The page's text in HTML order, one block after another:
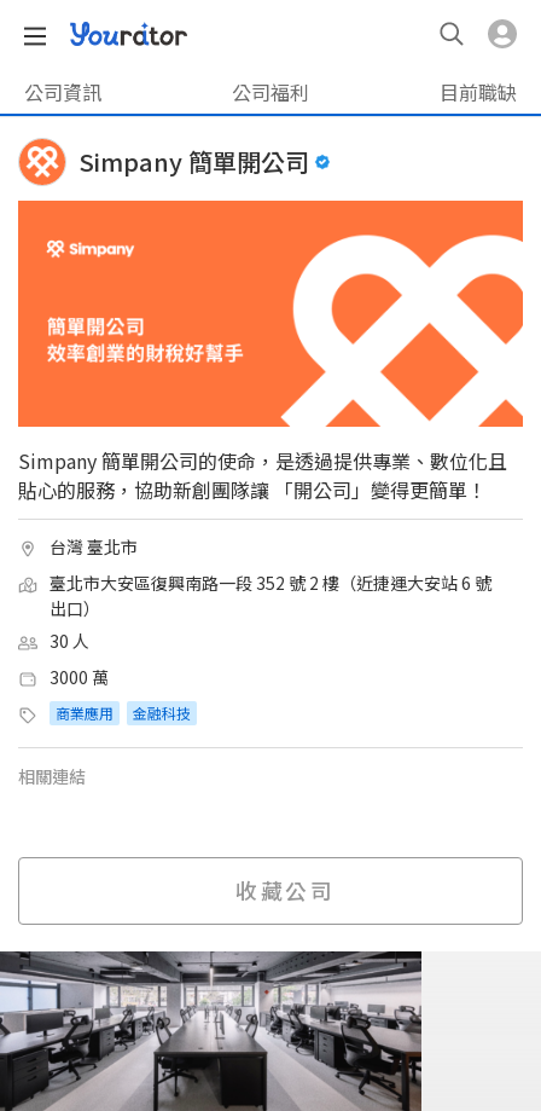
公司資訊 公司福利 目前職缺
Simpany 簡單開公司
Simpany 簡單開公司的使命，是透過提供專業、數位化且
貼心的服務，協助新創團隊讓 「開公司」變得更簡單！
台灣 臺北市
臺北市大安區復興南路一段 352 號 2 樓（近捷運大安站 6 號
出口）
30 人
3000 萬
商業應用 金融科技
相關連結
收藏公司